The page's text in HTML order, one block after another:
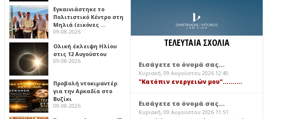
Εγκαινιάστηκε το
Πολιτιστικό Κέντρο στη
Μηλιά (εικόνες …
09-08-2026
Ολική έκλειψη Ηλίου
στις 12 Αυγούστου
09-08-2026
Προβολή ντοκιμαντέρ
για την Αρκαδία στο
Βυζίκι
09-08-2026
ΤΕΛΕΥΤΑΙΑ ΣΧΟΛΙΑ
Εισάγετε το όνομά σας...
Κυριακή, 09 Αυγούστου 2026 12:40
"Κατόπιν ενεργειών μου"..........
Εισάγετε το όνομά σας...
Κυριακή, 09 Αυγούστου 2026 11:51